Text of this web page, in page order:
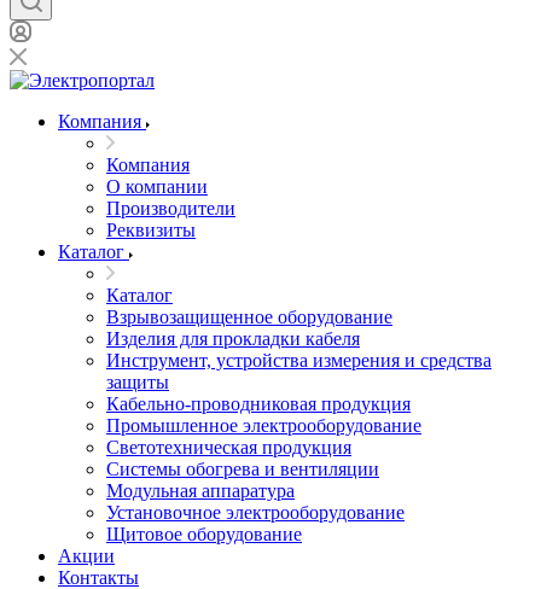
Компания
Компания
О компании
Производители
Реквизиты
Каталог
Каталог
Взрывозащищенное оборудование
Изделия для прокладки кабеля
Инструмент, устройства измерения и средства
защиты
Кабельно-проводниковая продукция
Промышленное электрооборудование
Светотехническая продукция
Системы обогрева и вентиляции
Модульная аппаратура
Установочное электрооборудование
Щитовое оборудование
Акции
Контакты